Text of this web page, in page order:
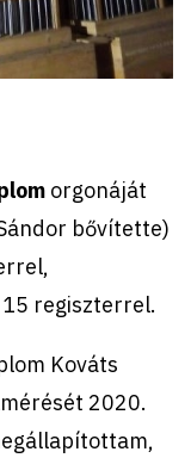
orgonáját
bővítette)
regiszterrel.
Kováts
2020.